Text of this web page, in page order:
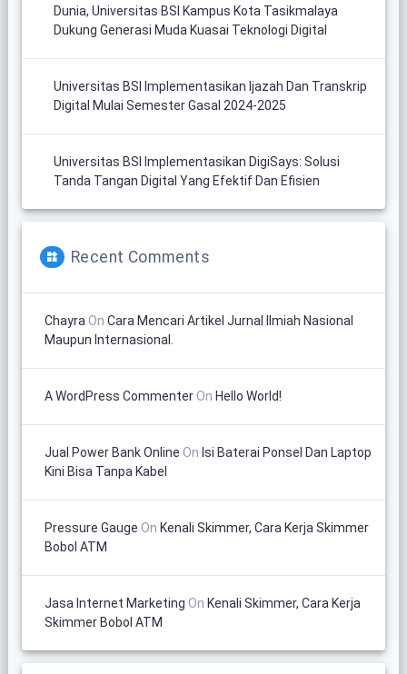
Dunia, Universitas BSI Kampus Kota Tasikmalaya
Dukung Generasi Muda Kuasai Teknologi Digital
Universitas BSI Implementasikan Ijazah Dan Transkrip
Digital Mulai Semester Gasal 2024-2025
Universitas BSI Implementasikan DigiSays: Solusi
Tanda Tangan Digital Yang Efektif Dan Efisien
Recent Comments
Chayra On Cara Mencari Artikel Jurnal Ilmiah Nasional
Maupun Internasional.
A WordPress CommenterOn Hello World!
Jual Power Bank Online On Isi Baterai Ponsel Dan Laptop
Kini Bisa Tanpa Kabel
Pressure Gauge On Kenali Skimmer, Cara Kerja Skimmer
Bobol ATM
Jasa Internet Marketing On Kenali Skimmer, Cara Kerja
Skimmer Bobol ATM